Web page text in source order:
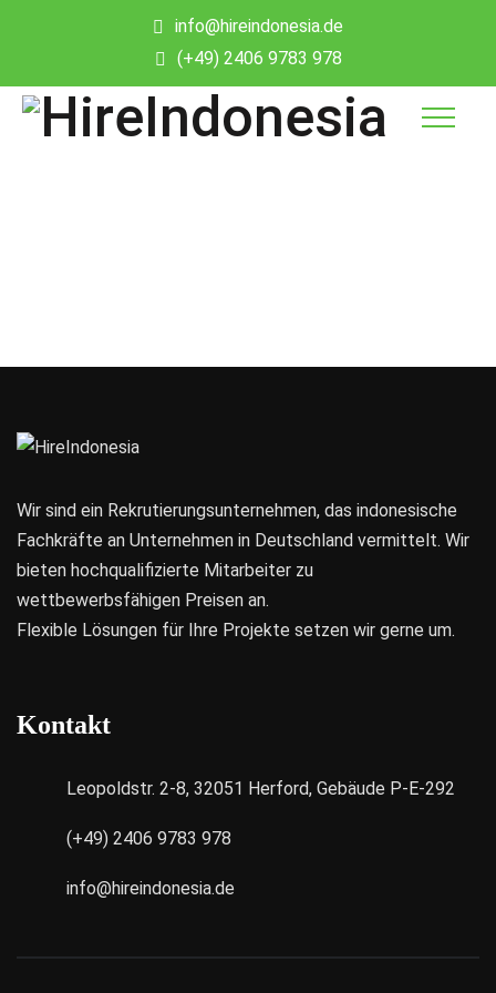
info@hireindonesia.de
(+49) 2406 9783 978
Wir sind ein Rekrutierungsunternehmen, das indonesische
Fachkräfte an Unternehmen in Deutschland vermittelt. Wir
bieten hochqualifizierte Mitarbeiter zu
wettbewerbsfähigen Preisen an.
Flexible Lösungen für Ihre Projekte setzen wir gerne um.
Kontakt
Leopoldstr. 2-8, 32051 Herford, Gebäude P-E-292
(+49) 2406 9783 978
info@hireindonesia.de